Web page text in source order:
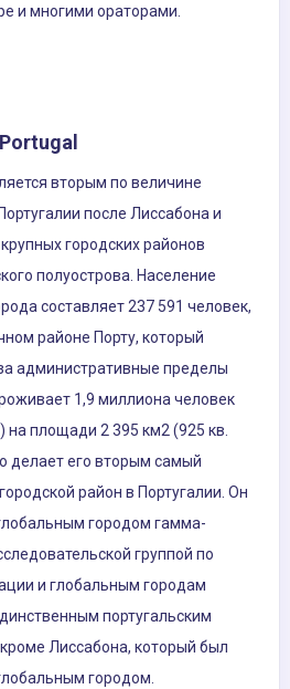
и многими ораторами.
вторым по величине
после Лиссабона и
городских районов
полуострова. Население
составляет 237 591 человек,
районе Порту, который
административные пределы
1,9 миллиона человек
на площади 2 395 км2 (925 кв.
делает его вторым самый
район в Португалии. Он
городом гамма-
группой по
и глобальным городам
португальским
Лиссабона, который был
городом.